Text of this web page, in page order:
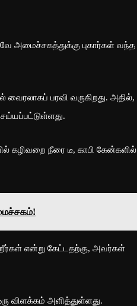
அமைச்சகத்துக்கு புகார்கள் வந்த
பரவி வருகிறது. அதில்,
கழிவறை நீரை டீ, காபி கேன்களில்
என்று கேட்டதற்கு, அவர்கள்
விளக்கம் அளித்துள்ளது.